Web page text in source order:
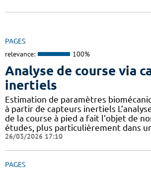
PAGES
relevance: 100%
Analyse de course via
inertiels
Estimation de paramètres
à partir de capteurs inertiels
de la course à pied a fait l’objet de
études, plus particulièrement dans
26/03/2026 17:10
PAGES